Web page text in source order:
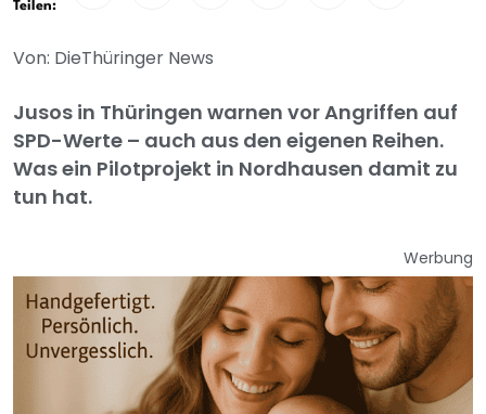
Teilen:
Von: DieThüringer News
Jusos in Thüringen warnen vor Angriffen auf
SPD-Werte – auch aus den eigenen Reihen.
Was ein Pilotprojekt in Nordhausen damit zu
tun hat.
Werbung